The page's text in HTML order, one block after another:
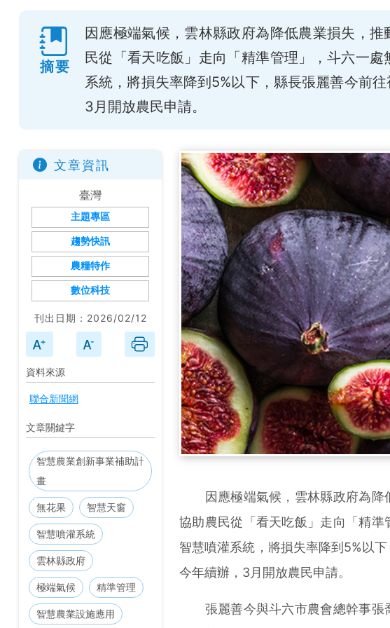
摘要
因應極端氣候，雲林縣政府為降低農業損失，
民從「看天吃飯」走向「精準管理」，斗六一
系統，將損失率降到5%以下，縣長張麗善今前
3月開放農民申請。
文章資訊
臺灣
主題專區
趨勢快訊
農糧特作
數位科技
刊出日期：2026/02/12
資料來源
聯合新聞網
文章關鍵字
智慧農業創新事業補助計
畫
無花果 智慧天窗
智慧噴灌系統
雲林縣政府
極端氣候 精準管理
智慧農業設施應用
因應極端氣候，雲林縣政府為降
協助農民從「看天吃飯」走向「精
智慧噴灌系統，將損失率降到5%以
今年續辦，3月開放農民申請。
張麗善今與斗六市農會總幹事張